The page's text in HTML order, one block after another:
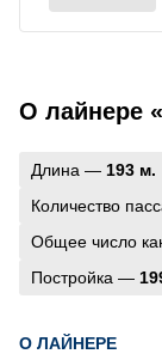
О лайнере
Длина — 193 м.
Количество
Общее число
Постройка —
О ЛАЙНЕРЕ